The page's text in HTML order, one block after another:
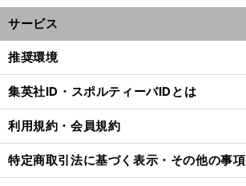
サービス
推奨環境
集英社ID・スポルティーバIDとは
利用規約・会員規約
特定商取引法に基づく表示・その他の事項